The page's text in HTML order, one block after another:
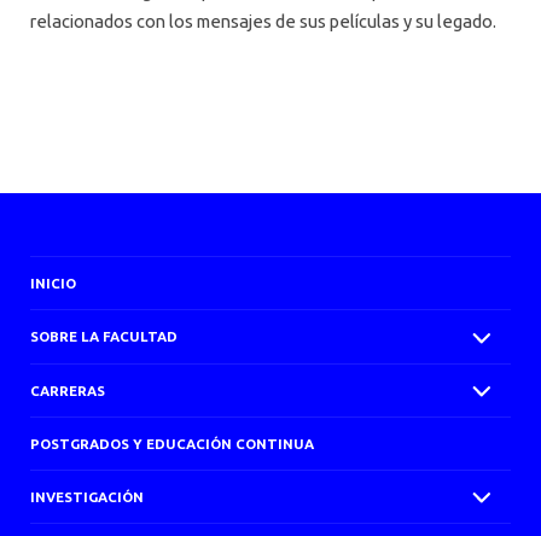
relacionados con los mensajes de sus películas y su legado.
INICIO
SOBRE LA FACULTAD
CARRERAS
POSTGRADOS Y EDUCACIÓN CONTINUA
INVESTIGACIÓN